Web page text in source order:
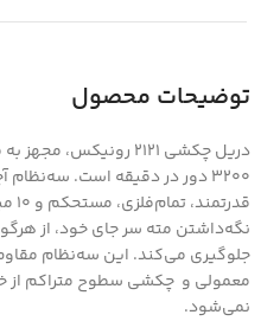
توضیحات محصول
3200 دور در دقیقه است.
نگه‌داشتن مته سر جای خود، از
جلوگیری می‌کند. این سه‌نظام
معمولی و چکشی سطوح متراکم از
نمی‌شود.